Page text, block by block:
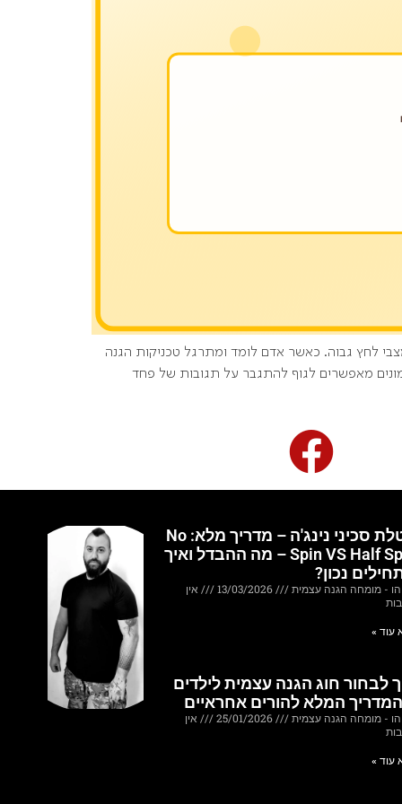
לחץ גבוה. כאשר אדם לומד ומתרגל טכניקות הגנה
מאפשרים לגוף להתגבר על תגובות של פחד
הטלת סכיני נינג'ה – מדריך מלא: No
Spin VS Half Spin – מה ההבדל ואיך
נכון?
- מומחה הגנה עצמית 13/03/2026
אין
עוד »
לבחור חוג הגנה עצמית לילדים
המלא להורים אחראיים
- מומחה הגנה עצמית 25/01/2026
אין
עוד »